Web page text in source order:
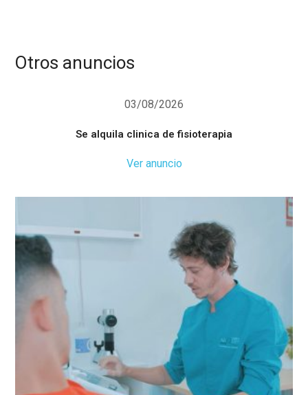
Otros anuncios
03/08/2026
Se alquila clinica de fisioterapia
Ver anuncio